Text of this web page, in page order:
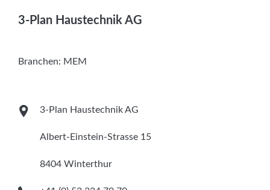
3-Plan Haustechnik AG
Branchen: MEM
3-Plan Haustechnik AG
Albert-Einstein-Strasse 15
8404 Winterthur